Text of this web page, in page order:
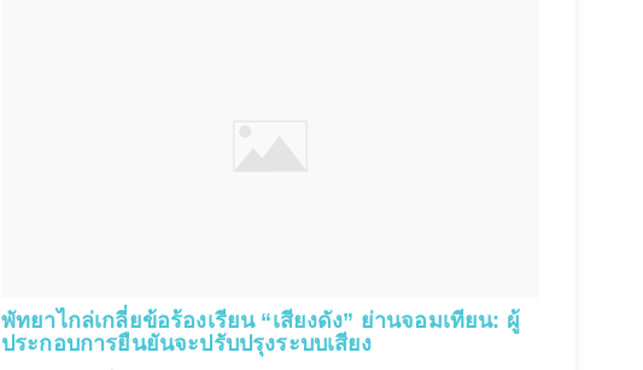
พัทยาไกล่เกลี่ยข้อร้องเรียน “เสียงดัง” ย่านจอมเทียน: ผู้
ประกอบการยืนยันจะปรับปรุงระบบเสียง